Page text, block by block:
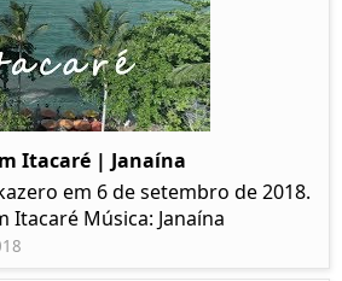
Itacaré | Janaína
em 6 de setembro de 2018.
Itacaré Música: Janaína